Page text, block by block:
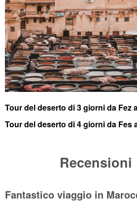
Tour del deserto di 3 giorni da Fez
Tour del deserto di 4 giorni da Fes
Recensioni
Fantastico viaggio in